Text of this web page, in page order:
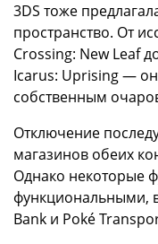
3DS тоже
пространство. От
Crossing: New Leaf
Icarus: Uprising —
собственным
Отключение
магазинов обеих
Однако некоторые
функциональными,
Bank и Poké